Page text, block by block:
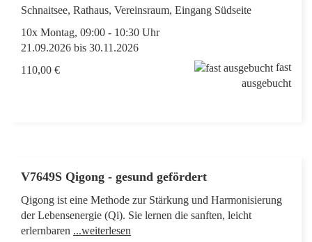
Schnaitsee, Rathaus, Vereinsraum, Eingang Südseite
10x Montag, 09:00 - 10:30 Uhr
21.09.2026 bis 30.11.2026
110,00 €
fast
ausgebucht
V7649S Qigong - gesund gefördert
Qigong ist eine Methode zur Stärkung und Harmonisierung
der Lebensenergie (Qi). Sie lernen die sanften, leicht
erlernbaren ...weiterlesen